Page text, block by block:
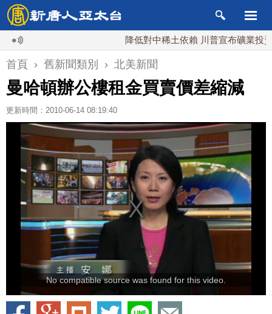
降低對中稀土依賴 川普宣布礦業投資20
首頁 › 舊新聞類別 › 北美新聞
曼哈頓辦公樓租金買賣價差縮減
更新時間：2010-06-14 08:19:40
No compatible source was found for this video.